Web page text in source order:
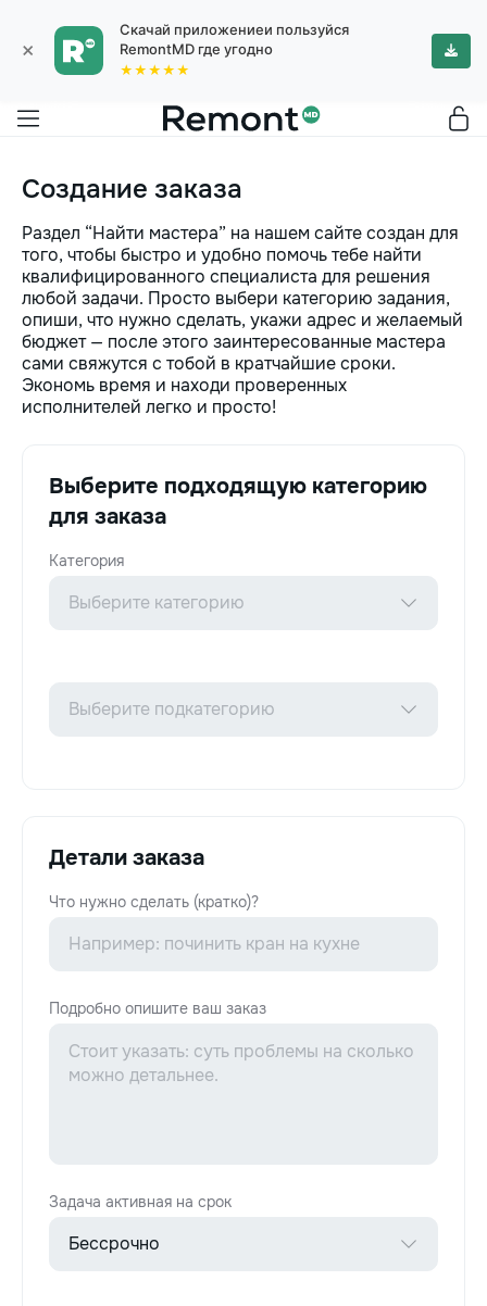
×
Скачай приложениеи пользуйся
RemontMD где угодно
★★★★★
Создание заказа
Раздел “Найти мастера” на нашем сайте создан для
того, чтобы быстро и удобно помочь тебе найти
квалифицированного специалиста для решения
любой задачи. Просто выбери категорию задания,
опиши, что нужно сделать, укажи адрес и желаемый
бюджет — после этого заинтересованные мастера
сами свяжутся с тобой в кратчайшие сроки.
Экономь время и находи проверенных
исполнителей легко и просто!
Выберите подходящую категорию
для заказа
Категория
Детали заказа
Что нужно сделать (кратко)?
Подробно опишите ваш заказ
Задача активная на срок